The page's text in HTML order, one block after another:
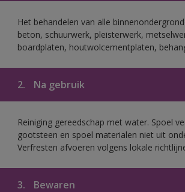
Het behandelen van alle
beton, schuurwerk, pleisterwerk,
boardplaten, houtwolcementplaten,
2. Na gebruik
Reiniging gereedschap met water. Spoel
gootsteen en spoel materialen niet uit
Verfresten afvoeren volgens lokale
3. Bewaren